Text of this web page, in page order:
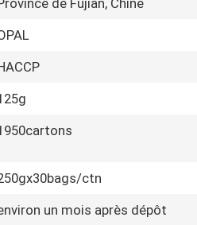
de Fujian, Chine
ctn
un mois après dépôt